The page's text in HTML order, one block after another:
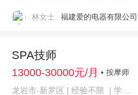
林女士 福建爱的电器有限公司
SPA技师
13000-30000元/月 • 按摩师